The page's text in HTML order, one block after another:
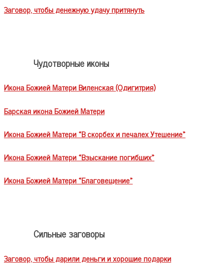
Заговор, чтобы денежную удачу притянуть
Чудотворные иконы
Икона Божией Матери Виленская (Одигитрия)
Барская икона Божией Матери
Икона Божией Матери «В скорбех и печалех Утешение»
Икона Божией Матери «Взыскание погибших»
Икона Божией Матери «Благовещение»
Сильные заговоры
Заговор, чтобы дарили деньги и хорошие подарки